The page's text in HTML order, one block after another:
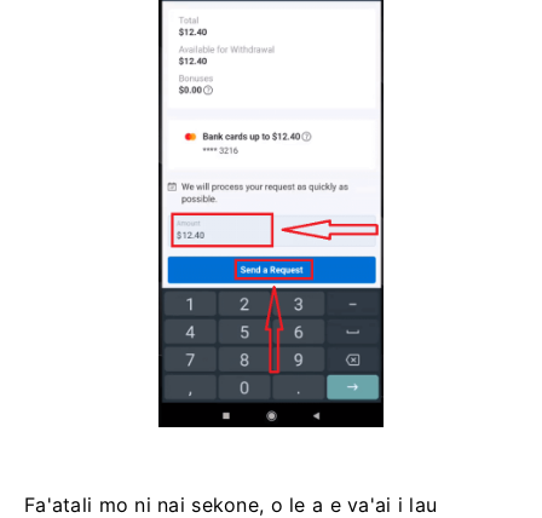
Fa'atali mo ni nai sekone, o le a e va'ai i lau